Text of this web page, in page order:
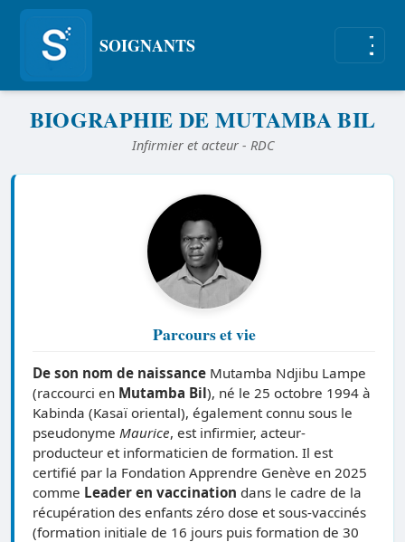
SOIGNANTS
BIOGRAPHIE DE MUTAMBA BIL
Infirmier et acteur - RDC
Parcours et vie
De son nom de naissance Mutamba Ndjibu Lampe
(raccourci en Mutamba Bil), né le 25 octobre 1994 à
Kabinda (Kasaï oriental), également connu sous le
pseudonyme Maurice, est infirmier, acteur-
producteur et informaticien de formation. Il est
certifié par la Fondation Apprendre Genève en 2025
comme Leader en vaccination dans le cadre de la
récupération des enfants zéro dose et sous-vaccinés
(formation initiale de 16 jours puis formation de 30